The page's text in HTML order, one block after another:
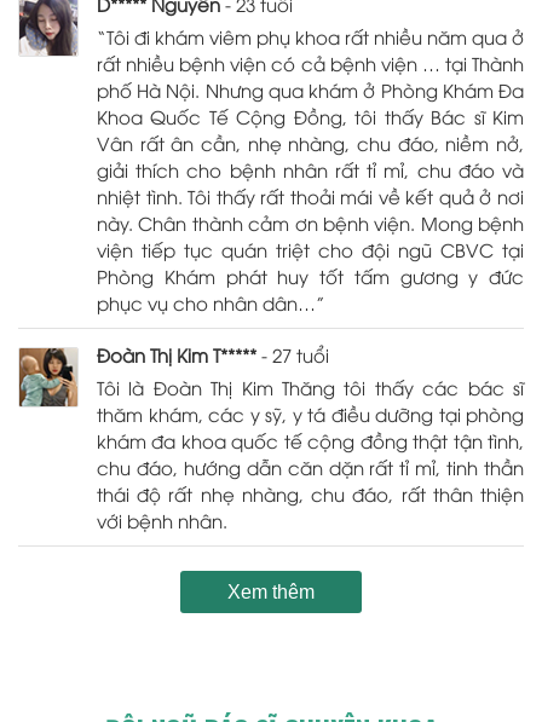
“Tôi đi khám viêm phụ khoa rất nhiều năm qua ở
rất nhiều bệnh viện có cả bệnh viện … tại Thành
phố Hà Nội. Nhưng qua khám ở Phòng Khám Đa
Khoa Quốc Tế Cộng Đồng, tôi thấy Bác sĩ Kim
Vân rất ân cần, nhẹ nhàng, chu đáo, niềm nở,
giải thích cho bệnh nhân rất tỉ mỉ, chu đáo và
nhiệt tình. Tôi thấy rất thoải mái về kết quả ở nơi
này. Chân thành cảm ơn bệnh viện. Mong bệnh
viện tiếp tục quán triệt cho đội ngũ CBVC tại
Phòng Khám phát huy tốt tấm gương y đức
phục vụ cho nhân dân…”
Đoàn Thị Kim T***** - 27 tuổi
Tôi là Đoàn Thị Kim Thăng tôi thấy các bác sĩ
thăm khám, các y sỹ, y tá điều dưỡng tại phòng
khám đa khoa quốc tế cộng đồng thật tận tình,
chu đáo, hướng dẫn căn dặn rất tỉ mỉ, tinh thần
thái độ rất nhẹ nhàng, chu đáo, rất thân thiện
với bệnh nhân.
Xem thêm